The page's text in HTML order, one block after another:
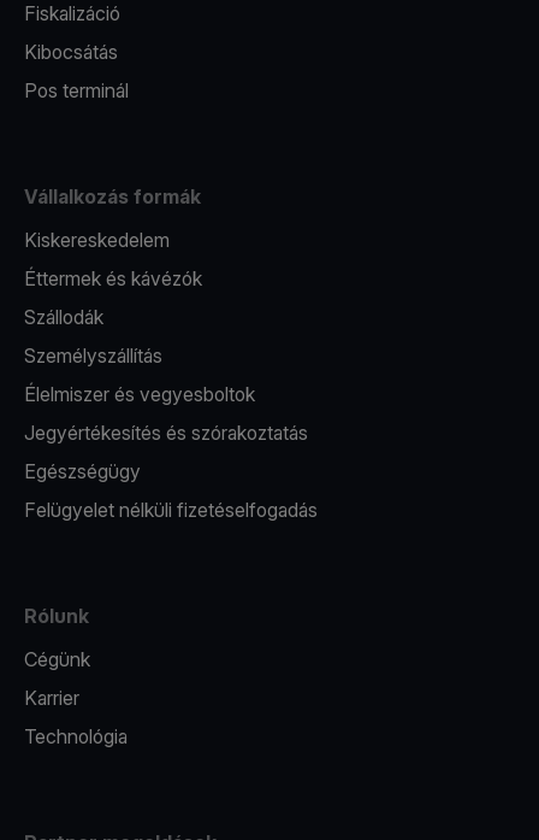
Fiskalizáció
Kibocsátás
Pos terminál
Vállalkozás formák
Kiskereskedelem
Éttermek és kávézók
Szállodák
Személyszállítás
Élelmiszer és vegyesboltok
Jegyértékesítés és szórakoztatás
Egészségügy
Felügyelet nélküli fizetéselfogadás
Rólunk
Cégünk
Karrier
Technológia